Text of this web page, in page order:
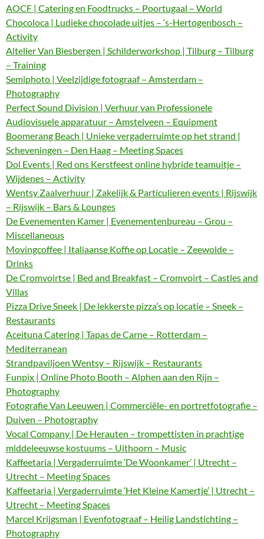
AOCF | Catering en Foodtrucks – Poortugaal – World
Chocoloca | Ludieke chocolade uitjes – ‘s-Hertogenbosch –
Activity
Altelier Van Biesbergen | Schilderworkshop | Tilburg – Tilburg
– Training
Semiphoto | Veelzijdige fotograaf – Amsterdam –
Photography
Perfect Sound Division | Verhuur van Professionele
Audiovisuele apparatuur – Amstelveen – Equipment
Boomerang Beach | Unieke vergaderruimte op het strand |
Scheveningen – Den Haag – Meeting Spaces
Dol Events | Red ons Kerstfeest online hybride teamuitje –
Wijdenes – Activity
Wentsy Zaalverhuur | Zakelijk & Particulieren events | Rijswijk
– Rijswijk – Bars & Lounges
De Evenementen Kamer | Evenementenbureau – Grou –
Miscellaneous
Movingcoffee | Italiaanse Koffie op Locatie – Zeewolde –
Drinks
De Cromvoirtse | Bed and Breakfast – Cromvoirt – Castles and
Villas
Pizza Drive Sneek | De lekkerste pizza’s op locatie – Sneek –
Restaurants
Aceituna Catering | Tapas de Carne – Rotterdam –
Mediterranean
Strandpaviljoen Wentsy – Rijswijk – Restaurants
Funpix | Online Photo Booth – Alphen aan den Rijn –
Photography
Fotografie Van Leeuwen | Commerciële- en portretfotografie –
Duiven – Photography
Vocal Company | De Herauten – trompettisten in prachtige
middeleeuwse kostuums – Uithoorn – Music
Kaffeetaria | Vergaderruimte ‘De Woonkamer’ | Utrecht –
Utrecht – Meeting Spaces
Kaffeetaria | Vergaderruimte ‘Het Kleine Kamertje’ | Utrecht –
Utrecht – Meeting Spaces
Marcel Krijgsman | Evenfotograaf – Heilig Landstichting –
Photography